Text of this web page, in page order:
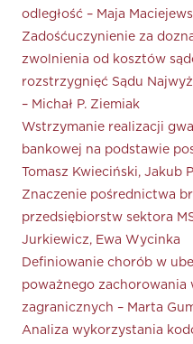
odległość – Maja
Zadośćuczynienie za
zwolnienia od kosztów
rozstrzygnięć Sądu
– Michał P. Ziemiak
Wstrzymanie realizacji
bankowej na podstawie
Tomasz Kwieciński, Jakub
Znaczenie pośrednictwa
przedsiębiorstw sektora
Jurkiewicz, Ewa Wycinka
Definiowanie chorób w
poważnego zachorowania
zagranicznych – Marta
Analiza wykorzystania